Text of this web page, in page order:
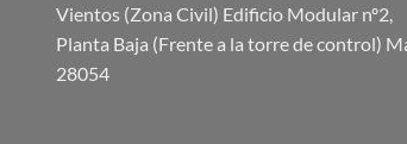
Vientos (Zona Civil) Edificio Modular nº2,
Planta Baja (Frente a la torre de control)
28054